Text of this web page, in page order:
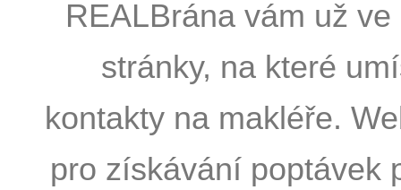
REALBrána vám už
stránky, na které
kontakty na makléře.
pro získávání poptávek